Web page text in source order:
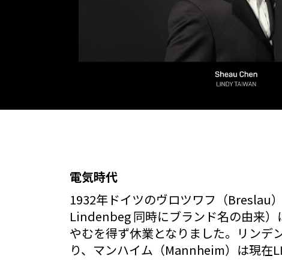
電気時代
1932年ドイツのヴロツワフ（Breslau
Lindenbeg 同時にブランド名の由来
やむを得ず休業となりました。リン
り、マンハイム（Mannheim）は現在